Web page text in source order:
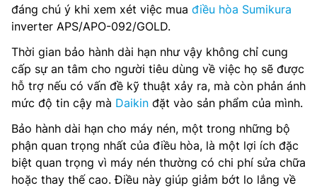
đáng chú ý khi xem xét việc mua điều hòa Sumikura
inverter APS/APO-092/GOLD.
Thời gian bảo hành dài hạn như vậy không chỉ cung
cấp sự an tâm cho người tiêu dùng về việc họ sẽ được
hỗ trợ nếu có vấn đề kỹ thuật xảy ra, mà còn phản ánh
mức độ tin cậy mà Daikin đặt vào sản phẩm của mình.
Bảo hành dài hạn cho máy nén, một trong những bộ
phận quan trọng nhất của điều hòa, là một lợi ích đặc
biệt quan trọng vì máy nén thường có chi phí sửa chữa
hoặc thay thế cao. Điều này giúp giảm bớt lo lắng về